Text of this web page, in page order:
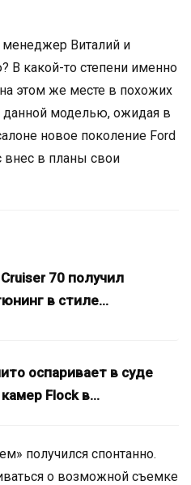
менеджер Виталий и
В какой-то степени именно
этом же месте в похожих
моделью, ожидая в
новое поколение Ford
внес в планы свои
70 получил
в стиле…
оспаривает в суде
Flock в…
получился спонтанно.
о возможной съемке